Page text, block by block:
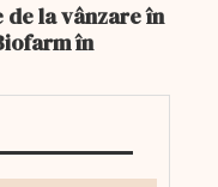
de la vânzare în
în